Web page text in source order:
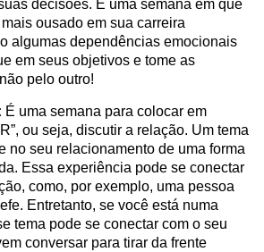
decisões. É uma semana em que
ousado em sua carreira
algumas dependências emocionais
em seus objetivos e tome as
pelo outro!
É uma semana para colocar em
ou seja, discutir a relação. Um tema
no seu relacionamento de uma forma
Essa experiência pode se conectar
como, por exemplo, uma pessoa
Entretanto, se você está numa
tema pode se conectar com o seu
conversar para tirar da frente